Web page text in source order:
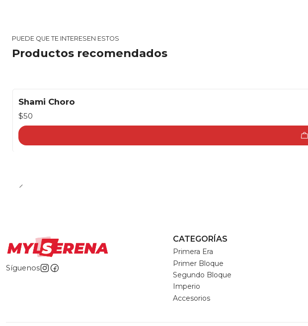
PUEDE QUE TE INTERESEN ESTOS
Productos recomendados
Shami Choro
$50
Síguenos
CATEGORÍAS
Primera Era
Primer Bloque
Segundo Bloque
Imperio
Accesorios